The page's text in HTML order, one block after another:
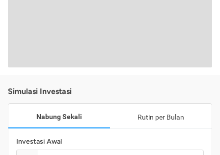
Simulasi Investasi
Nabung Sekali Rutin per Bulan
Investasi Awal